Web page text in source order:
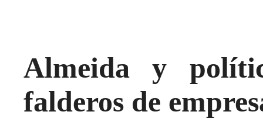
Almeida y
falderos de